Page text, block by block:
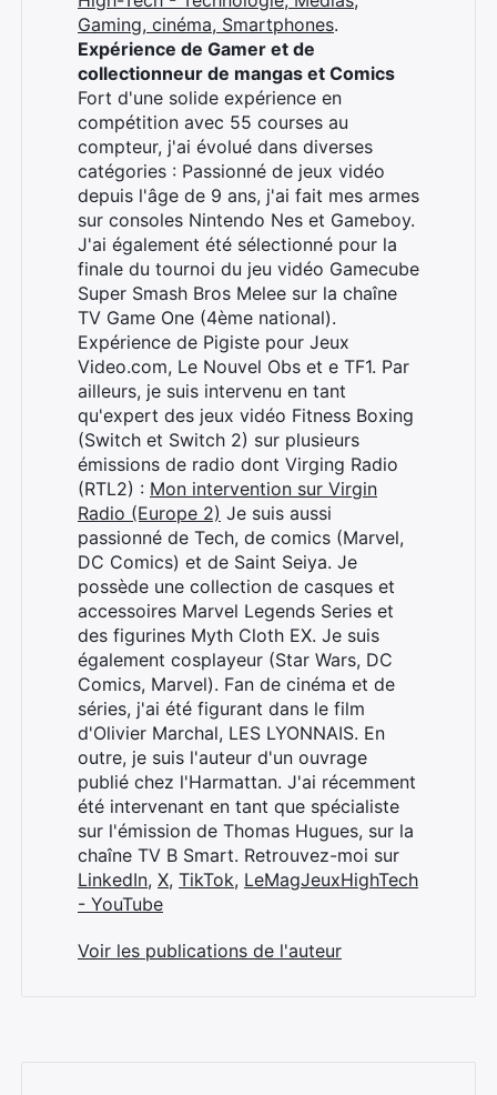
Gaming, cinéma, Smartphones.
Expérience de Gamer et de
collectionneur de mangas et Comics
Fort d'une solide expérience en
compétition avec 55 courses au
compteur, j'ai évolué dans diverses
catégories : Passionné de jeux vidéo
depuis l'âge de 9 ans, j'ai fait mes armes
sur consoles Nintendo Nes et Gameboy.
J'ai également été sélectionné pour la
finale du tournoi du jeu vidéo Gamecube
Super Smash Bros Melee sur la chaîne
TV Game One (4ème national).
Expérience de Pigiste pour Jeux
Video.com, Le Nouvel Obs et e TF1. Par
ailleurs, je suis intervenu en tant
qu'expert des jeux vidéo Fitness Boxing
(Switch et Switch 2) sur plusieurs
émissions de radio dont Virging Radio
(RTL2) : Mon intervention sur Virgin
Radio (Europe 2) Je suis aussi
passionné de Tech, de comics (Marvel,
DC Comics) et de Saint Seiya. Je
possède une collection de casques et
accessoires Marvel Legends Series et
des figurines Myth Cloth EX. Je suis
également cosplayeur (Star Wars, DC
Comics, Marvel). Fan de cinéma et de
séries, j'ai été figurant dans le film
d'Olivier Marchal, LES LYONNAIS. En
outre, je suis l'auteur d'un ouvrage
publié chez l'Harmattan. J'ai récemment
été intervenant en tant que spécialiste
sur l'émission de Thomas Hugues, sur la
chaîne TV B Smart. Retrouvez-moi sur
LinkedIn, X, TikTok, LeMagJeuxHighTech
- YouTube
Voir les publications de l'auteur
Rechercher